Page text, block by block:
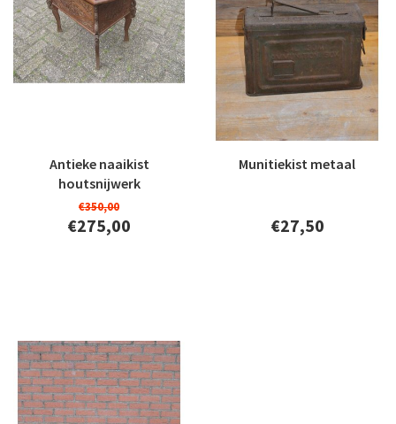
Antieke naaikist
houtsnijwerk
€350,00
€275,00
Munitiekist metaal
€27,50